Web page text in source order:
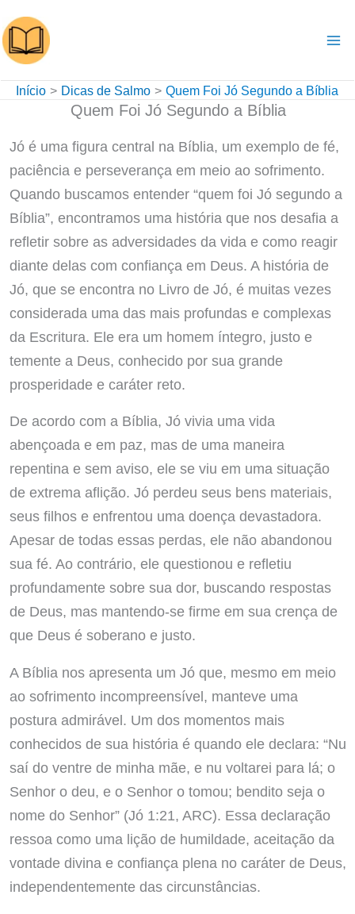
para
o
conteúdo
Início Dicas de Salmo Quem Foi Jó Segundo a Bíblia
Quem Foi Jó Segundo a Bíblia
Jó é uma figura central na Bíblia, um exemplo de fé,
paciência e perseverança em meio ao sofrimento.
Quando buscamos entender “quem foi Jó segundo a
Bíblia”, encontramos uma história que nos desafia a
refletir sobre as adversidades da vida e como reagir
diante delas com confiança em Deus. A história de
Jó, que se encontra no Livro de Jó, é muitas vezes
considerada uma das mais profundas e complexas
da Escritura. Ele era um homem íntegro, justo e
temente a Deus, conhecido por sua grande
prosperidade e caráter reto.
De acordo com a Bíblia, Jó vivia uma vida
abençoada e em paz, mas de uma maneira
repentina e sem aviso, ele se viu em uma situação
de extrema aflição. Jó perdeu seus bens materiais,
seus filhos e enfrentou uma doença devastadora.
Apesar de todas essas perdas, ele não abandonou
sua fé. Ao contrário, ele questionou e refletiu
profundamente sobre sua dor, buscando respostas
de Deus, mas mantendo-se firme em sua crença de
que Deus é soberano e justo.
A Bíblia nos apresenta um Jó que, mesmo em meio
ao sofrimento incompreensível, manteve uma
postura admirável. Um dos momentos mais
conhecidos de sua história é quando ele declara: “Nu
saí do ventre de minha mãe, e nu voltarei para lá; o
Senhor o deu, e o Senhor o tomou; bendito seja o
nome do Senhor” (Jó 1:21, ARC). Essa declaração
ressoa como uma lição de humildade, aceitação da
vontade divina e confiança plena no caráter de Deus,
independentemente das circunstâncias.